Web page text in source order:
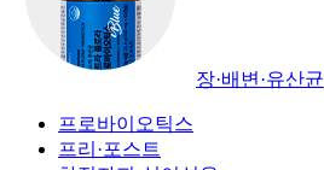
장·배변·유산균
프로바이오틱스
프리·포스트